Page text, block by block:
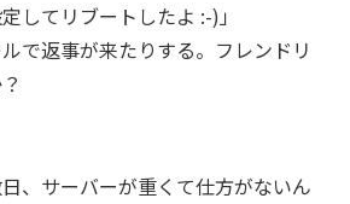
してリブートしたよ :-)」
で返事が来たりする。フレンドリ
日、サーバーが重くて仕方がないん